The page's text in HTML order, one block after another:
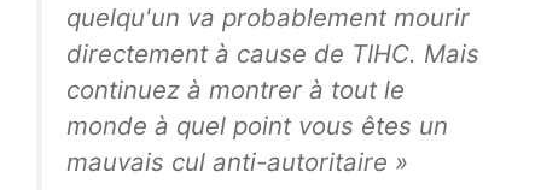
quelqu'un va probablement mourir
directement à cause de TIHC. Mais
continuez à montrer à tout le
monde à quel point vous êtes un
mauvais cul anti-autoritaire »